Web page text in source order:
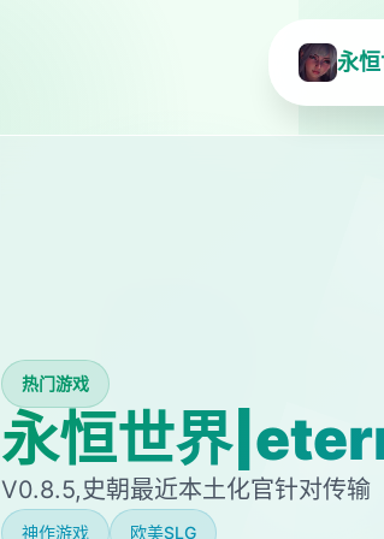
永
热门游戏
永恒世界
V0.8.5,史朝最近本土化官针对传输
神作游戏 欧美SLG